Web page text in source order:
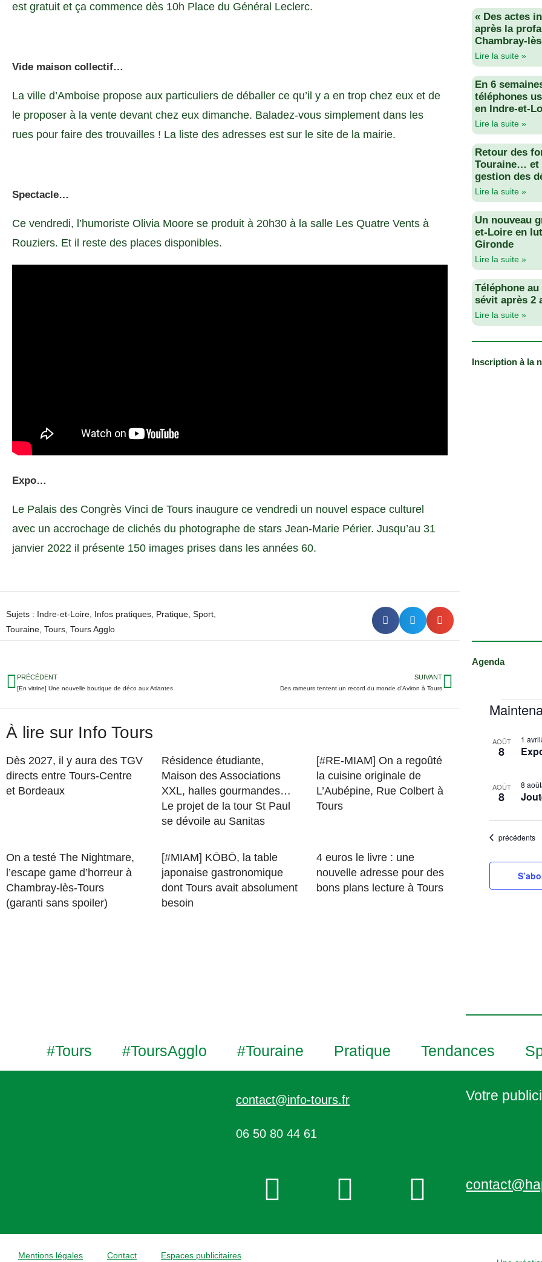
est gratuit et ça commence dès 10h Place du Général Leclerc.
Vide maison collectif…
La ville d’Amboise propose aux particuliers de déballer ce qu’il y a en trop chez eux et de
le proposer à la vente devant chez eux dimanche. Baladez-vous simplement dans les
rues pour faire des trouvailles ! La liste des adresses est sur le site de la mairie.
Spectacle…
Ce vendredi, l’humoriste Olivia Moore se produit à 20h30 à la salle Les Quatre Vents à
Rouziers. Et il reste des places disponibles.
Expo…
Le Palais des Congrès Vinci de Tours inaugure ce vendredi un nouvel espace culturel
avec un accrochage de clichés du photographe de stars Jean-Marie Périer. Jusqu’au 31
janvier 2022 il présente 150 images prises dans les années 60.
Sujets : Indre-et-Loire Infos pratiques Pratique Sport
Touraine Tours Tours Agglo
PRÉCÉDENT
[En vitrine] Une nouvelle boutique de déco aux Atlantes
SUIVANT
Des rameurs tentent un record du monde d’Aviron à Tours
À lire sur Info Tours
Dès 2027, il y aura des TGV
directs entre Tours-Centre
et Bordeaux
Résidence étudiante,
Maison des Associations
XXL, halles gourmandes…
Le projet de la tour St Paul
se dévoile au Sanitas
[#RE-MIAM] On a regoûté
la cuisine originale de
L’Aubépine, Rue Colbert à
Tours
On a testé The Nightmare,
l’escape game d’horreur à
Chambray-lès-Tours
(garanti sans spoiler)
[#MIAM] KŌBŌ, la table
japonaise gastronomique
dont Tours avait absolument
besoin
4 euros le livre : une
nouvelle adresse pour des
bons plans lecture à Tours
« Des actes
après la
Chambray-
Lire la suite »
En 6
téléphones
en Indre-et-
Lire la suite »
Retour des
Touraine… et
gestion des
Lire la suite »
Un nouveau
et-Loire en
Gironde
Lire la suite »
Téléphone
sévit après 2
Lire la suite »
Inscription à la
Agenda
é
c
o
n
z
L
t
f
e
n
V
e
AOÛT
8
1
AOÛT
8
8
Évènements
précédents
#Tours #ToursAgglo #Touraine Pratique Tendances
contact@info-tours.fr
06 50 80 44 61
Votre
Mentions légales Contact Espaces publicitaires